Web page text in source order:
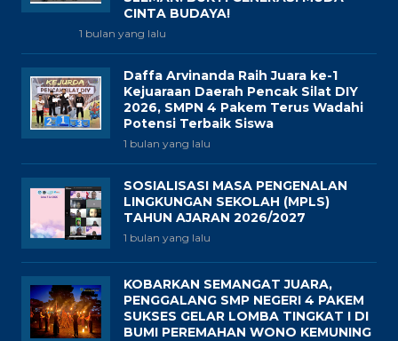
CINTA BUDAYA!
1 bulan yang lalu
Daffa Arvinanda Raih Juara ke-1
Kejuaraan Daerah Pencak Silat DIY
2026, SMPN 4 Pakem Terus Wadahi
Potensi Terbaik Siswa
1 bulan yang lalu
SOSIALISASI MASA PENGENALAN
LINGKUNGAN SEKOLAH (MPLS)
TAHUN AJARAN 2026/2027
1 bulan yang lalu
KOBARKAN SEMANGAT JUARA,
PENGGALANG SMP NEGERI 4 PAKEM
SUKSES GELAR LOMBA TINGKAT I DI
BUMI PEREMAHAN WONO KEMUNING